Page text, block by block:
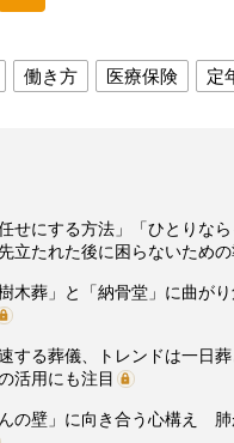
働き方 医療保険 定
せにする方法」「ひとりな
立たれた後に困らないため
木葬」と「納骨堂」に曲が
する葬儀、トレンドは一日
活用にも注目
の壁」に向き合う心構え 肺